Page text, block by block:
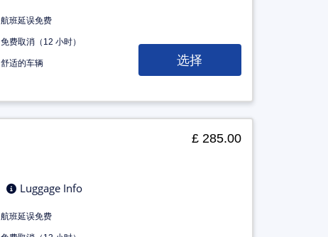
航班延误免费
免费取消（12 小时）
舒适的车辆 选择
Luggage Info
航班延误免费
£ 285.00